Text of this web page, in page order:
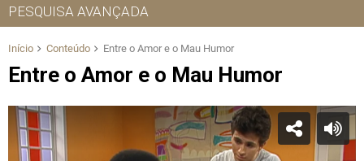
PESQUISA AVANÇADA
Início Conteúdo Entre o Amor e o Mau Humor
Entre o Amor e o Mau Humor